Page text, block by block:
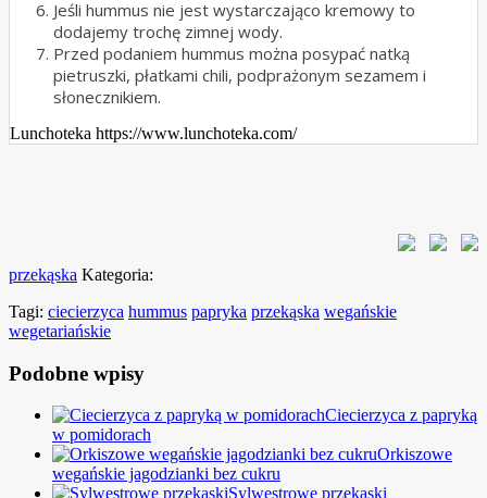
Jeśli hummus nie jest wystarczająco kremowy to
dodajemy trochę zimnej wody.
Przed podaniem hummus można posypać natką
pietruszki, płatkami chili, podprażonym sezamem i
słonecznikiem.
Lunchoteka https://www.lunchoteka.com/
przekąska Kategoria:
Tagi: ciecierzyca hummus papryka przekąska wegańskie
wegetariańskie
Podobne wpisy
Ciecierzyca z papryką
w pomidorach
Orkiszowe
wegańskie jagodzianki bez cukru
Sylwestrowe przekąski